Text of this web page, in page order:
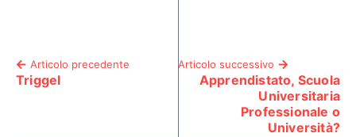
Articolo precedente
Triggel
Articolo successivo
Apprendistato, Scuola
Universitaria
Professionale o
Università?